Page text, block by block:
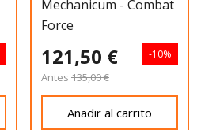
Mechanicum - Combat
Force
121,50 €
Antes 135,00 €
-10%
Añadir al carrito